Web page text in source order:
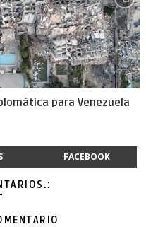
para Venezuela
FACEBOOK